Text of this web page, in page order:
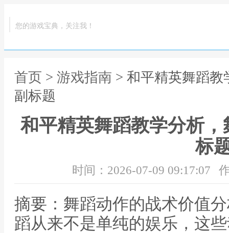
您的游戏宝典，关注我！
首页 > 游戏指南 > 和平精英舞蹈
副标题
和平精英舞蹈教学分析
标
时间：2026-07-09 09:17:07
摘要：舞蹈动作的战术价值
蹈从来不是单纯的娱乐，这